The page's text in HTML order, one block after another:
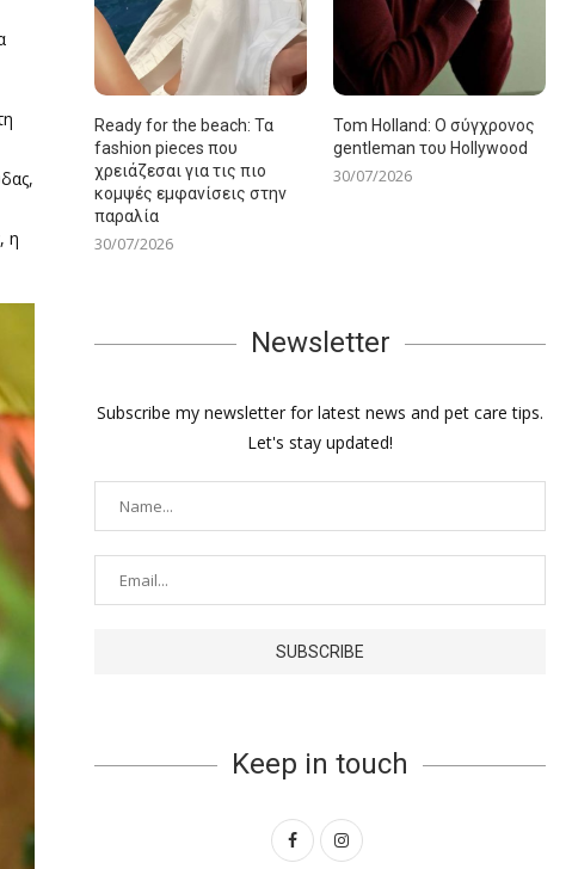
η
Ready for the beach: Τα
fashion pieces που
χρειάζεσαι για τις πιο
κομψές εμφανίσεις στην
παραλία
30/07/2026
Tom Holland: Ο σύγχρονος
gentleman του Hollywood
30/07/2026
Newsletter
Subscribe my newsletter for latest news and pet care tips.
Let's stay updated!
Keep in touch